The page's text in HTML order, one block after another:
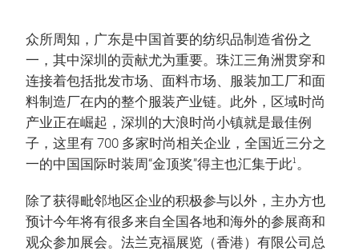
众所周知，广东是中国首要的纺织品制造省份之
一，其中深圳的贡献尤为重要。珠江三角洲贯穿和
连接着包括批发市场、面料市场、服装加工厂和面
料制造厂在内的整个服装产业链。此外，区域时尚
产业正在崛起，深圳的大浪时尚小镇就是最佳例
子，这里有 700 多家时尚相关企业，全国近三分之
一的中国国际时装周“金顶奖”得主也汇集于此1。
除了获得毗邻地区企业的积极参与以外，主办方也
预计今年将有很多来自全国各地和海外的参展商和
观众参加展会。法兰克福展览（香港）有限公司总